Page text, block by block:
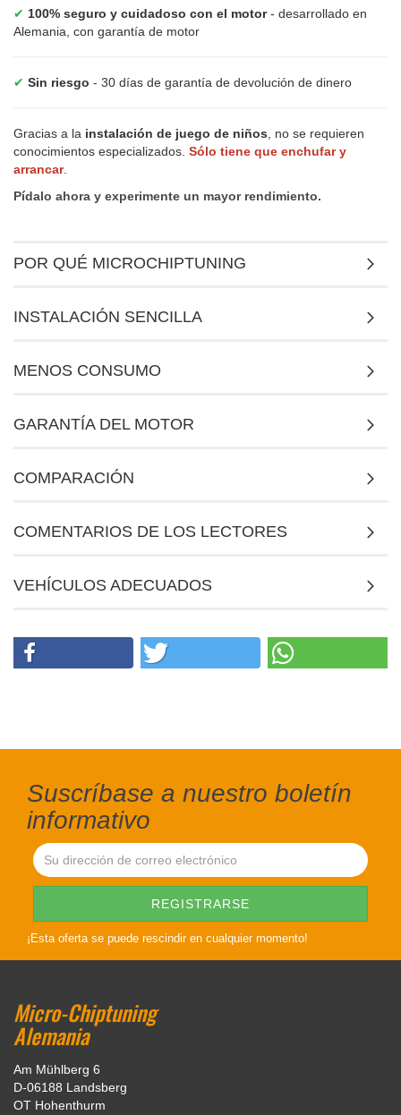
✔ 100% seguro y cuidadoso con el motor- desarrollado en
Alemania, con garantía de motor
✔ Sin riesgo - 30 días de garantía de devolución de dinero
Gracias a la instalación de juego de niños , no se requieren
conocimientos especializados. Sólo tiene que enchufar y
arrancar.
Pídalo ahora y experimente un mayor rendimiento.
POR QUÉ MICROCHIPTUNING
INSTALACIÓN SENCILLA
MENOS CONSUMO
GARANTÍA DEL MOTOR
COMPARACIÓN
COMENTARIOS DE LOS LECTORES
VEHÍCULOS ADECUADOS
Suscríbase a nuestro boletín
informativo
¡Esta oferta se puede rescindir en cualquier momento!
Micro-Chiptuning
Alemania
Am Mühlberg 6
D-06188 Landsberg
OT Hohenthurm